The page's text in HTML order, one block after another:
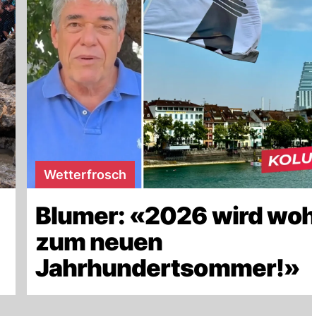
Wetterfrosch
Blumer: «2026 wird
zum neuen
Jahrhundertsommer!»